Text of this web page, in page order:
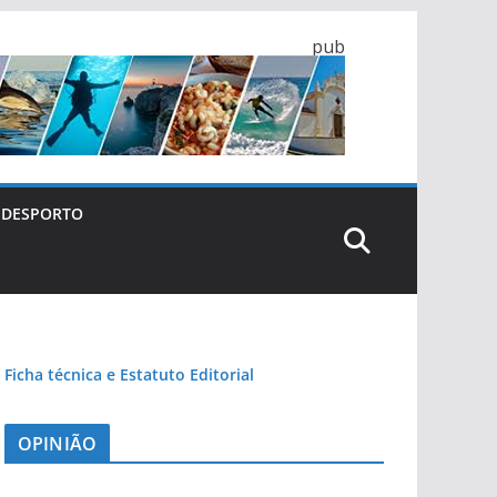
pub
DESPORTO
Ficha técnica e Estatuto Editorial
OPINIÃO